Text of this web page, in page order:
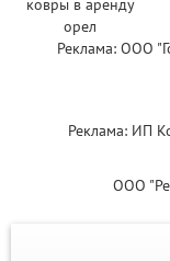
Реклама: ООО
Реклама: ИП
ООО